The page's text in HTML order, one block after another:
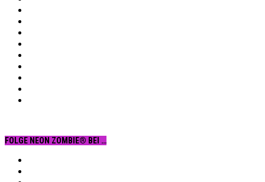
FOLGE NEON ZOMBIE® BEI …